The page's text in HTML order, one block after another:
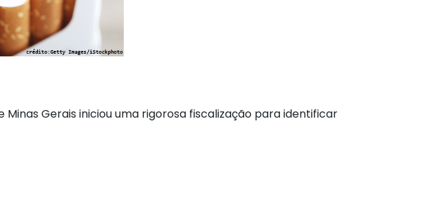
Minas Gerais iniciou uma rigorosa fiscalização para identificar